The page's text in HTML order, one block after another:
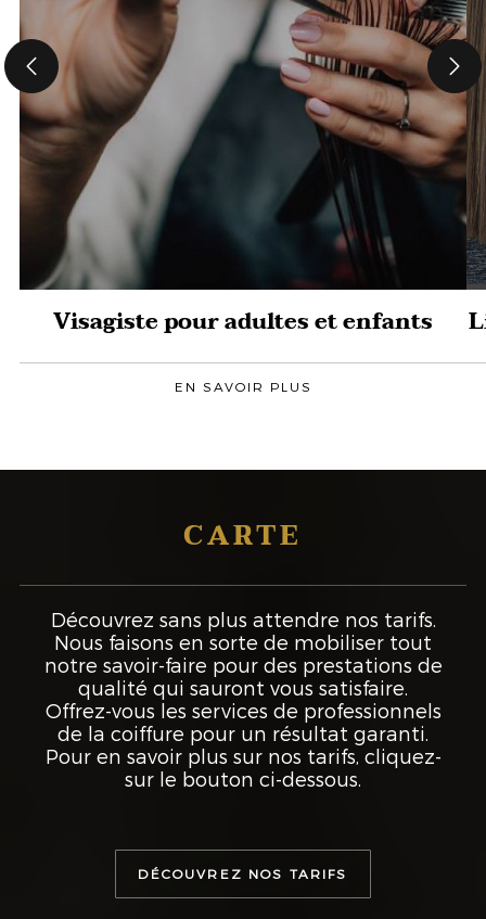
Visagiste pour adultes et enfants
EN SAVOIR PLUS
CARTE
Découvrez sans plus attendre nos tarifs.
Nous faisons en sorte de mobiliser tout
notre savoir-faire pour des prestations de
qualité qui sauront vous satisfaire.
Offrez-vous les services de professionnels
de la coiffure pour un résultat garanti.
Pour en savoir plus sur nos tarifs, cliquez-
sur le bouton ci-dessous.
DÉCOUVREZ NOS TARIFS